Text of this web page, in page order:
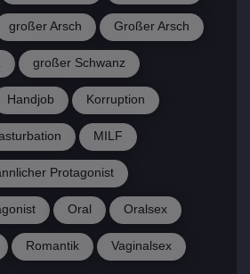
großer Arsch Großer Arsch
großer Schwanz
Handjob Korruption
MILF
Protagonist
Oral Oralsex
Romantik Vaginalsex